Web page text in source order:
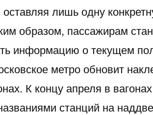
оставляя лишь одну
образом, пассажирам
информацию о текущем
метро обновит
К концу апреля в
станций на